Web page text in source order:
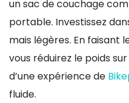
un sac de couchage
portable. Investissez
mais légères. En faisant
vous réduirez le poids
d’une expérience de
fluide.